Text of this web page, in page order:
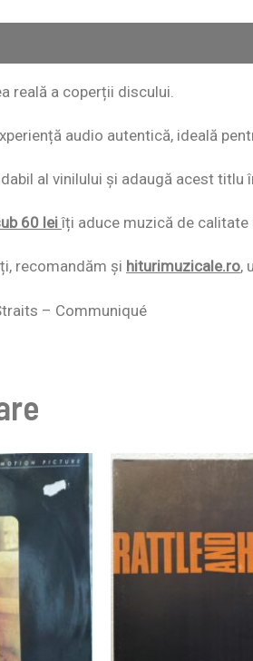
reală a coperții discului.
audio autentică, ideală
al vinilului și adaugă acest titlu
60 lei îți aduce muzică de calitate
recomandăm și hiturimuzicale.ro,
– Communiqué